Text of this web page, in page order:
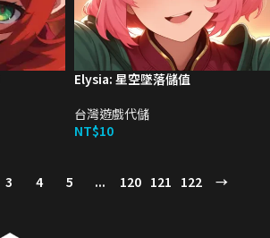
Elysia: 星空墜落儲值
台灣遊戲代儲
NT$10
3 4 5 ... 120 121 122 →